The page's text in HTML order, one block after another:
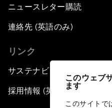
このウェブ
ます
このサイトで
ニュースレター購読
連絡先 (英語のみ)
リンク
サステナビリティへの取り組
採用情報 (英語のみ)